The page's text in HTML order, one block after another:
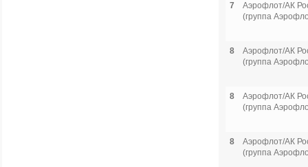
7
Аэрофлот/АК
(группа
8
Аэрофлот/АК
(группа
8
Аэрофлот/АК
(группа
8
Аэрофлот/АК
(группа